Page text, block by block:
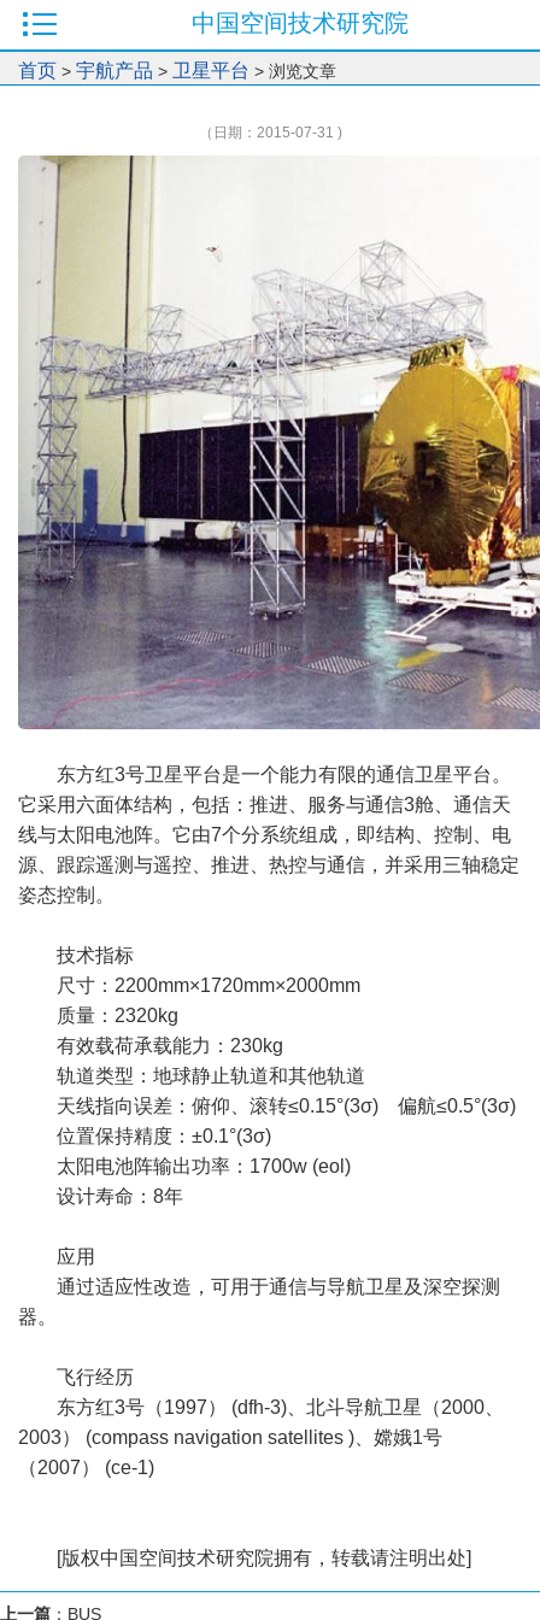
中国空间技术研究院
首页 > 宇航产品 > 卫星平台 > 浏览文章
（日期：2015-07-31 )
东方红3号卫星平台是一个能力有限的通信卫星平台。
它采用六面体结构，包括：推进、服务与通信3舱、通信天
线与太阳电池阵。它由7个分系统组成，即结构、控制、电
源、跟踪遥测与遥控、推进、热控与通信，并采用三轴稳定
姿态控制。
技术指标
尺寸：2200mm×1720mm×2000mm
质量：2320kg
有效载荷承载能力：230kg
轨道类型：地球静止轨道和其他轨道
天线指向误差：俯仰、滚转≤0.15°(3σ) 偏航≤0.5°(3σ)
位置保持精度：±0.1°(3σ)
太阳电池阵输出功率：1700w (eol)
设计寿命：8年
应用
通过适应性改造，可用于通信与导航卫星及深空探测
器。
飞行经历
东方红3号（1997） (dfh-3)、北斗导航卫星（2000、
2003） (compass navigation satellites )、嫦娥1号
（2007） (ce-1)
[版权中国空间技术研究院拥有，转载请注明出处]
上一篇 ： BUS